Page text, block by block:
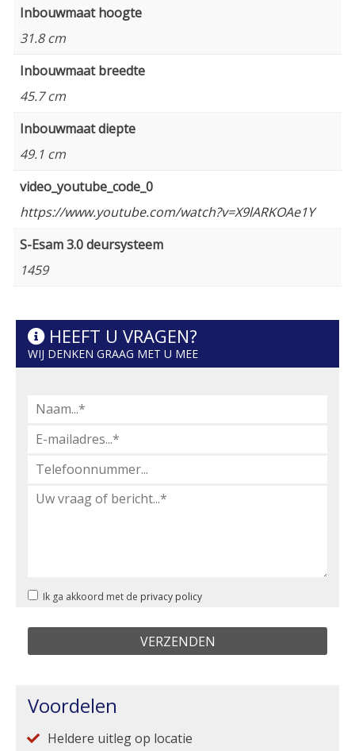
Inbouwmaat hoogte
31.8 cm
Inbouwmaat breedte
45.7 cm
Inbouwmaat diepte
49.1 cm
video_youtube_code_0
https://www.youtube.com/watch?v=X9lARKOAe1Y
S-Esam 3.0 deursysteem
1459
HEEFT U VRAGEN?
WIJ DENKEN GRAAG MET U MEE
Ik ga akkoord met de privacy policy
Voordelen
Heldere uitleg op locatie